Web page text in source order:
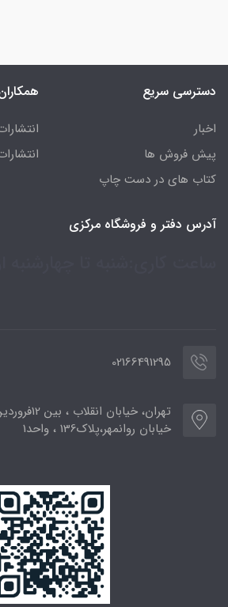
دسترسی سریع
اخبار
پیش فروش ها
کتاب های در دست چاپ
آدرس دفتر و فروشگاه مرکزی
02166491295
تهران،
خیابان روانمهر،پلاک136 ، واحد1